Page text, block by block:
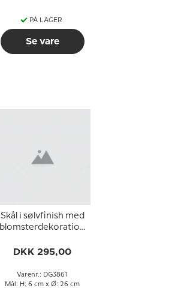
PÅ LAGER
Se vare
Skål i sølvfinish med
blomsterdekoration
DKK 295,00
Varenr.: DG3861
Mål: H: 6 cm x Ø: 26 cm